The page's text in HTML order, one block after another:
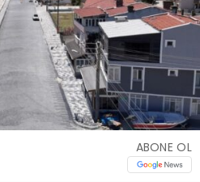
ABONE OL